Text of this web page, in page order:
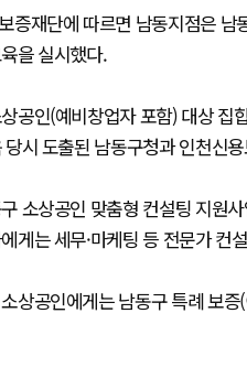
증재단에 따르면 남동지점은
을 실시했다.
공인(예비창업자 포함) 대상
시 도출된 남동구청과 인천신
소상공인 맞춤형 컨설팅 지원
게는 세무·마케팅 등 전문가 컨
상공인에게는 남동구 특례 보